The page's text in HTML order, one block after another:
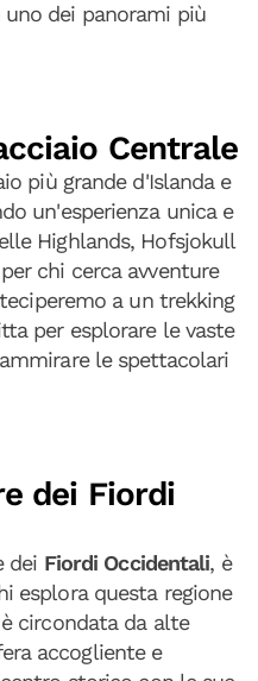
dei panorami più
Centrale
più grande d'Islanda e
un'esperienza unica e
Highlands, Hofsjokull
chi cerca avventure
a un trekking
per esplorare le vaste
le spettacolari
dei Fiordi
dei Fiordi Occidentali, è
esplora questa regione
circondata da alte
accogliente e